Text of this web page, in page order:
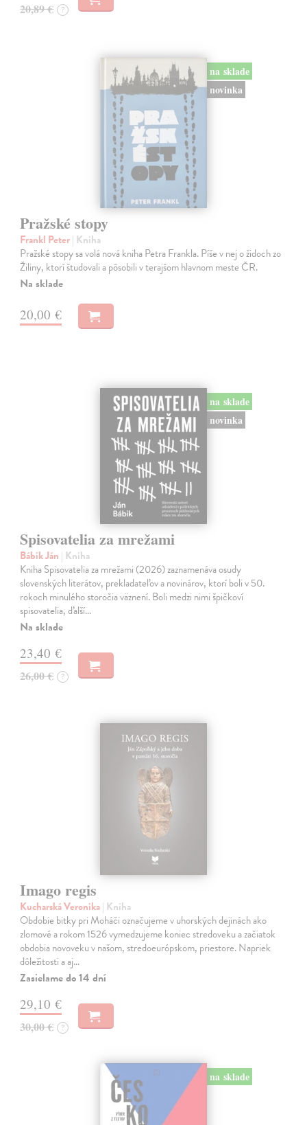
20,89 € ?
na sklade
novinka
Pražské stopy
Frankl Peter| Kniha
Pražské stopy sa volá nová kniha Petra Frankla. Píše v nej o židoch zo
Žiliny, ktorí študovali a pôsobili v terajšom hlavnom meste ČR.
Na sklade
20,00 €
na sklade
novinka
Spisovatelia za mrežami
Bábik Ján | Kniha
Kniha Spisovatelia za mrežami (2026) zaznamenáva osudy
slovenských literátov, prekladateľov a novinárov, ktorí boli v 50.
rokoch minulého storočia väznení. Boli medzi nimi špičkoví
spisovatelia, ďalší…
Na sklade
23,40 €
26,00 € ?
Imago regis
Kucharská Veronika| Kniha
Obdobie bitky pri Moháči označujeme v uhorských dejinách ako
zlomové a rokom 1526 vymedzujeme koniec stredoveku a začiatok
obdobia novoveku v našom, stredoeurópskom, priestore. Napriek
dôležitosti a aj…
Zasielame do 14 dní
29,10 €
30,00 € ?
na sklade